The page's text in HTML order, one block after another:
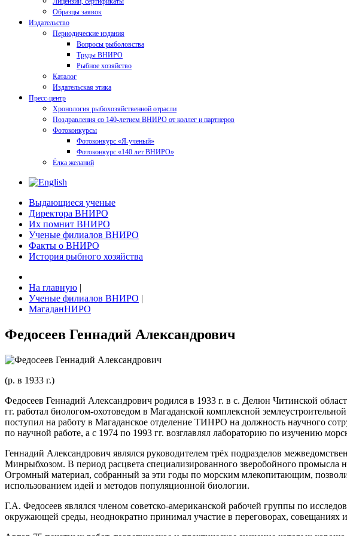
Образцы заявок
Издательство
Периодические издания
Вопросы рыболовства
Труды ВНИРО
Рыбное хозяйство
Каталог
Издательская этика
Пресс-центр
Хронология рыбохозяйственной отрасли
Поздравления со 140-летием ВНИРО от коллег и партнеров
Фотоконкурсы
Фотоконкурс «Я-ученый»
Фотоконкурс «140 лет ВНИРО»
Ёлка желаний
Выдающиеся ученые
Директора ВНИРО
Их помнит ВНИРО
Ученые филиалов ВНИРО
Факты о ВНИРО
История рыбного хозяйства
На главную |
Ученые филиалов ВНИРО |
МагаданНИРО
Федосеев Геннадий Александрович
(р. в 1933 г.)
Федосеев Геннадий Александрович родился в 1933 г. в с. Делюн Читинской
гг. работал биологом-охотоведом в Магаданской комплексной
поступил на работу в Магаданское отделение ТИНРО на должность научного
по научной работе, а с 1974 по 1993 гг. возглавлял лабораторию по изучению
Геннадий Александрович являлся руководителем трёх подразделов
Минрыбхозом. В период расцвета специализированного зверобойного
Огромный материал, собранный за эти годы по морским млекопитающим,
использованием идей и методов популяционной биологии.
Г.А. Федосеев являлся членом советско-американской рабочей группы по
окружающей среды, неоднократно принимал участие в переговорах, совещаниях